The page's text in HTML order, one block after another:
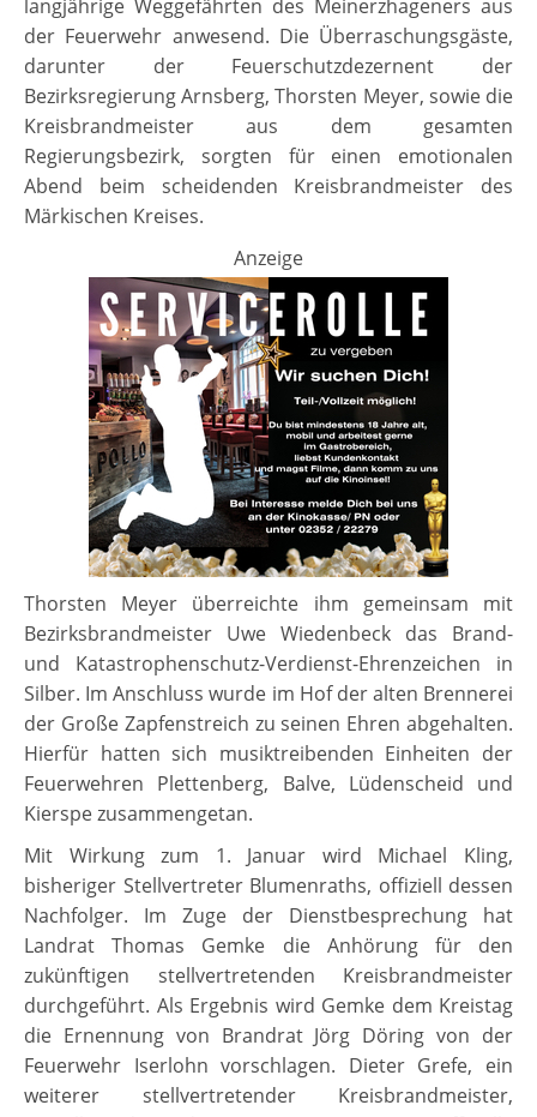
langjährige Weggefährten des Meinerzhageners aus
der Feuerwehr anwesend. Die Überraschungsgäste,
darunter der Feuerschutzdezernent der
Bezirksregierung Arnsberg, Thorsten Meyer, sowie die
Kreisbrandmeister aus dem gesamten
Regierungsbezirk, sorgten für einen emotionalen
Abend beim scheidenden Kreisbrandmeister des
Märkischen Kreises.
Anzeige
Thorsten Meyer überreichte ihm gemeinsam mit
Bezirksbrandmeister Uwe Wiedenbeck das Brand-
und Katastrophenschutz-Verdienst-Ehrenzeichen in
Silber. Im Anschluss wurde im Hof der alten Brennerei
der Große Zapfenstreich zu seinen Ehren abgehalten.
Hierfür hatten sich musiktreibenden Einheiten der
Feuerwehren Plettenberg, Balve, Lüdenscheid und
Kierspe zusammengetan.
Mit Wirkung zum 1. Januar wird Michael Kling,
bisheriger Stellvertreter Blumenraths, offiziell dessen
Nachfolger. Im Zuge der Dienstbesprechung hat
Landrat Thomas Gemke die Anhörung für den
zukünftigen stellvertretenden Kreisbrandmeister
durchgeführt. Als Ergebnis wird Gemke dem Kreistag
die Ernennung von Brandrat Jörg Döring von der
Feuerwehr Iserlohn vorschlagen. Dieter Grefe, ein
weiterer stellvertretender Kreisbrandmeister,